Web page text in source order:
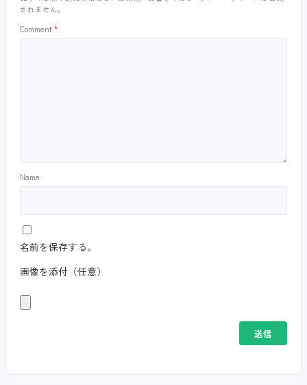
されません。
Comment*
Name
名前を保存する。
画像を添付（任意）